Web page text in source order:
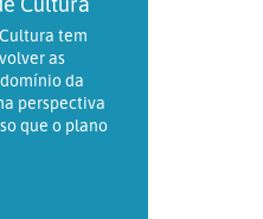
tem
as
da
perspectiva
que o plano